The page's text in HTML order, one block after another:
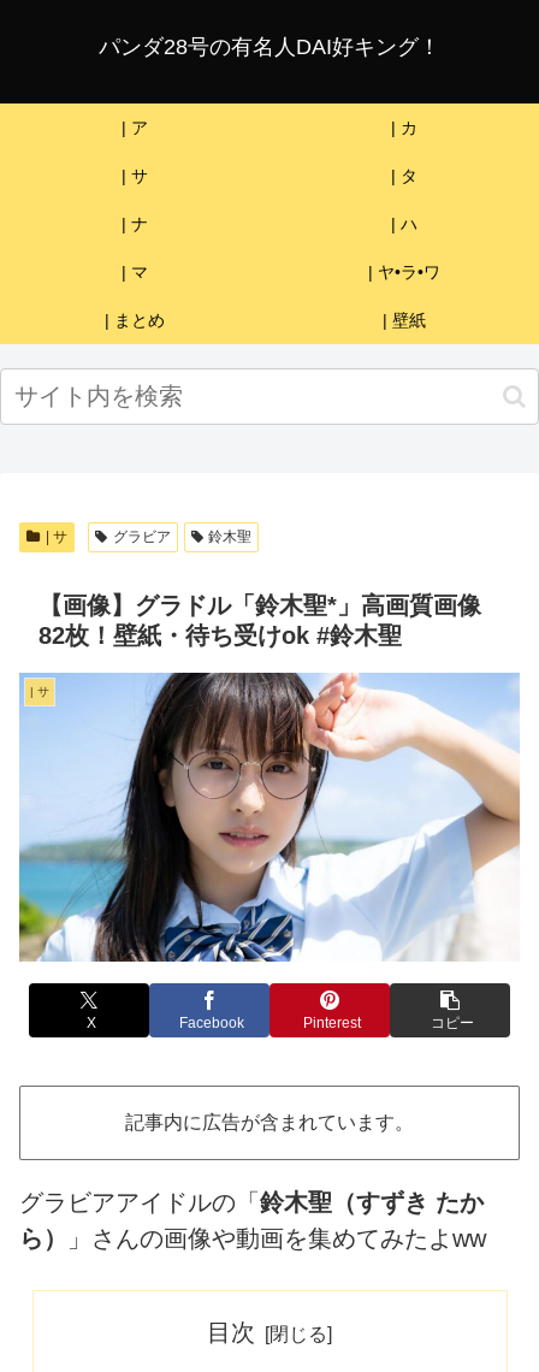
パンダ28号の有名人DAI好キング！
| ア | カ
| サ | タ
| ナ | ハ
| マ | ヤ•ラ•ワ
| まとめ | 壁紙
| サ グラビア 鈴木聖
【画像】グラドル「鈴木聖*」高画質画像
82枚！壁紙・待ち受けok #鈴木聖
| サ
X Facebook Pinterest コピー
記事内に広告が含まれています。
グラビアアイドルの「 鈴木聖（すずき たか
ら）
」さんの画像や動画を集めてみたよww
目次